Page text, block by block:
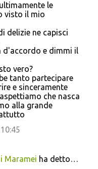
le
visto il mio
delizie ne capisci
d'accordo e dimmi il
vero?
tanto partecipare
e sinceramente
che nasca
alla grande
Maramei ha detto…